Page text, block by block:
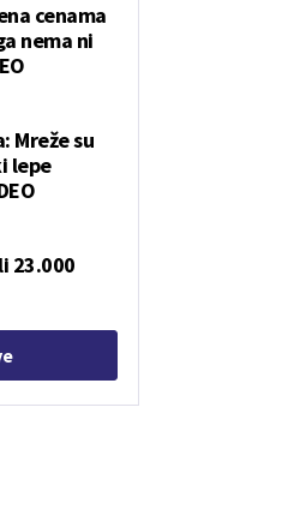
cenama
nema ni
Mreže su
lepe
23.000